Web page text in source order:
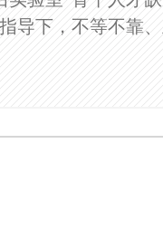
导下，不等不靠